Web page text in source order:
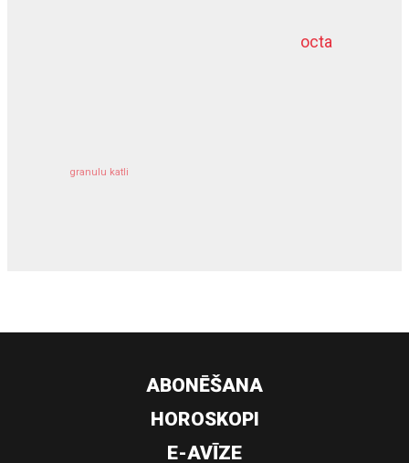
octa
granulu katli
dziļurbums
ABONĒŠANA
HOROSKOPI
E-AVĪZE